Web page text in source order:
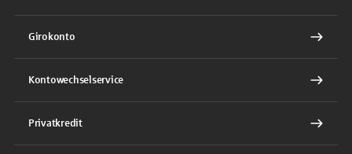
Girokonto
Kontowechselservice
Privatkredit